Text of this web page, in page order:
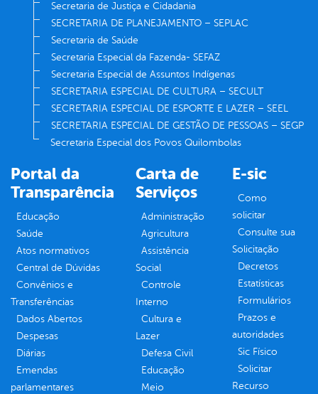
Secretaria de Justiça e Cidadania
SECRETARIA DE PLANEJAMENTO – SEPLAC
Secretaria de Saúde
Secretaria Especial da Fazenda- SEFAZ
Secretaria Especial de Assuntos Indígenas
SECRETARIA ESPECIAL DE CULTURA – SECULT
SECRETARIA ESPECIAL DE ESPORTE E LAZER – SEEL
SECRETARIA ESPECIAL DE GESTÃO DE PESSOAS – SEGP
Secretaria Especial dos Povos Quilombolas
Portal da
Transparência
Educação
Saúde
Atos normativos
Central de Dúvidas
Convênios e
Transferências
Dados Abertos
Despesas
Diárias
Emendas
parlamentares
Carta de
Serviços
Administração
Agricultura
Assistência
Social
Controle
Interno
Cultura e
Lazer
Defesa Civil
Educação
Meio
E-sic
Como
solicitar
Consulte sua
Solicitação
Decretos
Estatísticas
Formulários
Prazos e
autoridades
Sic Físico
Solicitar
Recurso